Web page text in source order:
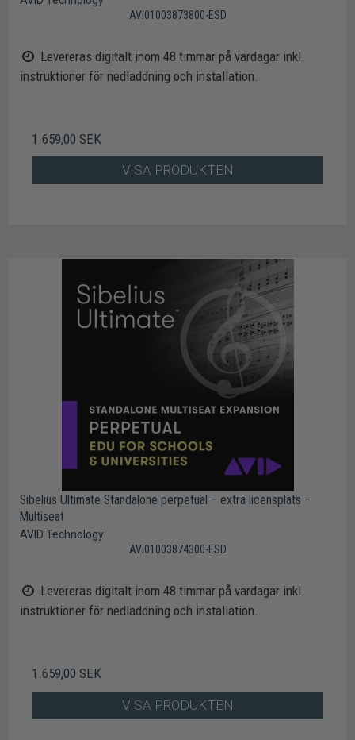
AVI01003873800-ESD
Levereras digitalt inom 48 timmar på vardagar inkl.
instruktioner för nedladdning och installation.
1.659,00 SEK
VISA PRODUKTEN
Sibelius Ultimate Standalone perpetual – extra licensplats –
Multiseat
AVID Technology
AVI01003874300-ESD
Levereras digitalt inom 48 timmar på vardagar inkl.
instruktioner för nedladdning och installation.
1.659,00 SEK
VISA PRODUKTEN